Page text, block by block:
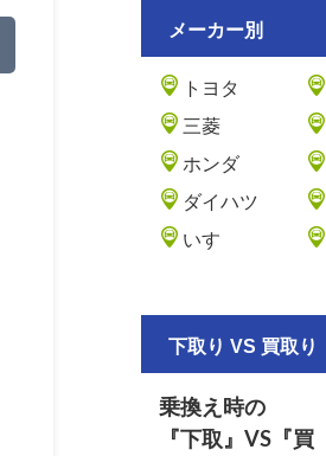
メーカー別
トヨタ
三菱
ホンダ
ダイハツ
いすゞ
下取り VS 買取り
乗換え時の
『下取』VS『買